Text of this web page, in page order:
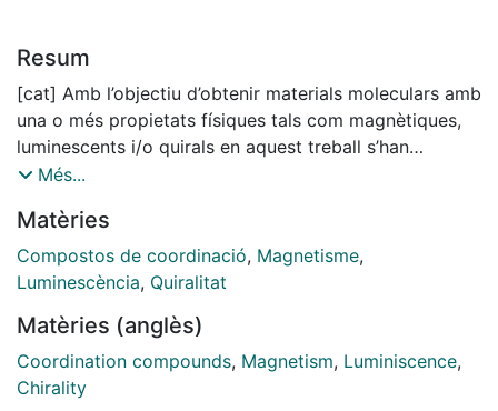
Resum
[cat] Amb l’objectiu d’obtenir materials moleculars amb
una o més propietats físiques tals com magnètiques,
luminescents i/o quirals en aquest treball s’han
obtingut nous compostos de coordinació basats en
bé amb ions lantànid trivalents Ln(III). Les propietats
físiques observades en aquests complexos deriven
dels propis metalls, dels lligands orgànics coordinats a
lligands.
Treballant amb ions manganès i lligands
salicilaldoxima (H2-salox) i azidur s’ha obtingut el
Més...
Matèries
Compostos de coordinació, Magnetisme,
Luminescència, Quiralitat
Matèries (anglès)
Coordination compounds, Magnetism, Luminiscence,
Chirality